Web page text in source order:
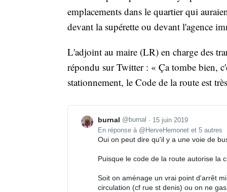
emplacements dans le quartier qui
devant la supérette ou devant l'agence
L'adjoint au maire (LR) en charge des
répondu sur Twitter : « Ça tombe bien,
stationnement, le Code de la route est
burnal @burnal · 15 juin 2019
En réponse à @HerveHemonet et 5 autres
Oui on peut dire qu'il y a une voie de
Puisque le code de la route autorise la
Soit on aménage un vrai point d'arrêt
circulation (cf rue st denis) ou on ne